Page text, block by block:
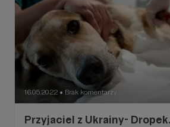
16.05.2022 ● Brak komentarzy
Przyjaciel z Ukrainy-